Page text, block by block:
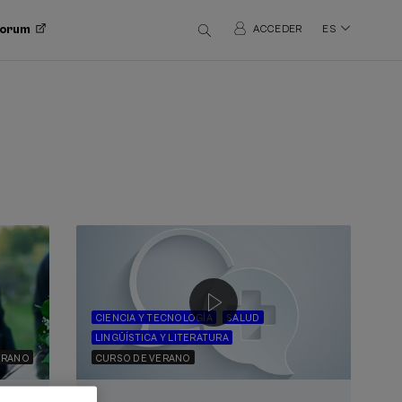
ACCEDER ES
CIENCIA Y TECNOLOGÍA
SALUD
LINGÜÍSTICA Y LITERATURA
CURSO DE VERANO